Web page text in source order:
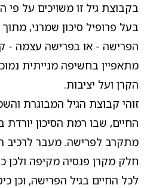
בקבוצת גיל זו משויכים על פי
בעל פרופיל סיכון שמרני,
הפרישה - או בפרישה עצמה -
מתאפיין בחשיפה מנייתית
הקרן ועל יציבות.
זוהי קבוצת הגיל המבוגרת
החיים, שבו רמת הסיכון
מתקרב לפרישה. מעבר לרכיב
חלק מקרן פנסיה מקיפה ולכן
לכל החיים בגיל הפרישה, וכן